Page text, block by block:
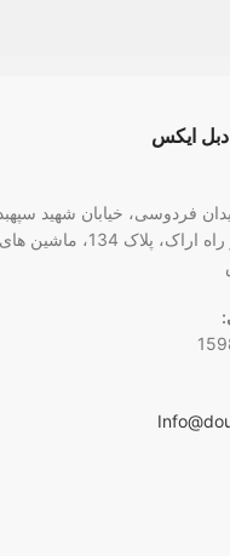
دبل ایکس
فردوسی، خیابان شهید سپهبد
تر از چهار راه اراک، پلاک